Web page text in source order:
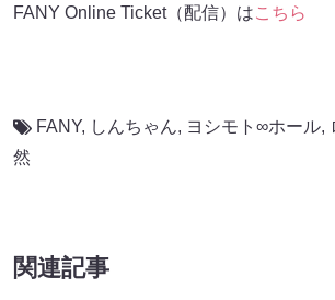
FANY Online Ticket（配信）はこちら
FANY, しんちゃん, ヨシモト∞ホール,
然
関連記事